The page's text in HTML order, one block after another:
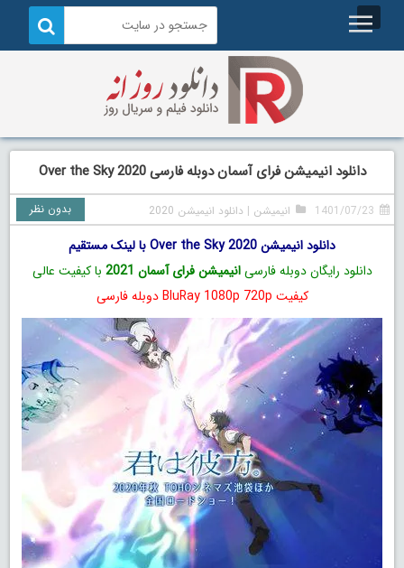
دانلود انیمیشن فرای آسمان دوبله فارسی Over the Sky 2020
1401/07/23 انیمیشن | دانلود انیمیشن 2020 بدون نظر
دانلود انیمیشن Over the Sky 2020 با لینک مستقیم
دانلود رایگان دوبله فارسیانیمیشن فرای آسمان 2021
با کیفیت عالی
کیفیت BluRay 1080p 720p دوبله فارسی